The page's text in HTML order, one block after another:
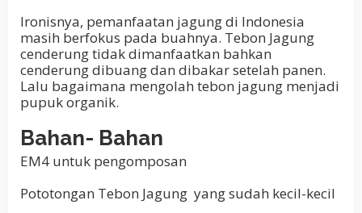
Ironisnya, pemanfaatan jagung di Indonesia
masih berfokus pada buahnya. Tebon Jagung
cenderung tidak dimanfaatkan bahkan
cenderung dibuang dan dibakar setelah panen.
Lalu bagaimana mengolah tebon jagung menjadi
pupuk organik.
Bahan- Bahan
EM4 untuk pengomposan
Pototongan Tebon Jagung yang sudah kecil-kecil